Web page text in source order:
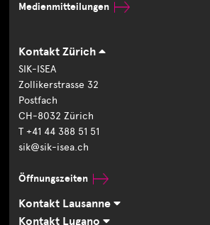
Medienmitteilungen
Kontakt Zürich
SIK-ISEA
Zollikerstrasse 32
Postfach
CH-8032 Zürich
T +41 44 388 51 51
sik@sik-isea.ch
Öffnungszeiten
Kontakt Lausanne
Kontakt Lugano